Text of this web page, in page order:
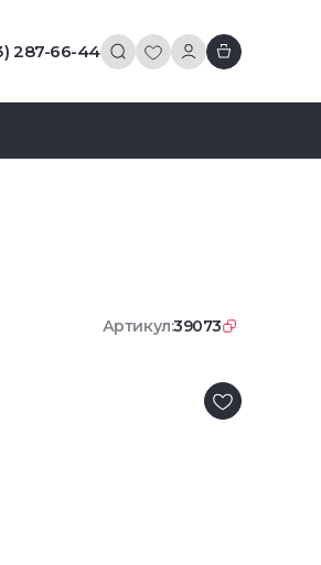
287-66-44
Артикул:39073